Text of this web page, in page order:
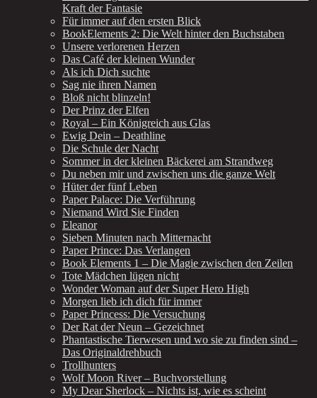
Kraft der Fantasie
Für immer auf den ersten Blick
BookElements 2: Die Welt hinter den Buchstaben
Unsere verlorenen Herzen
Das Café der kleinen Wunder
Als ich Dich suchte
Sag nie ihren Namen
Bloß nicht blinzeln!
Der Prinz der Elfen
Royal – Ein Königreich aus Glas
Ewig Dein – Deathline
Die Schule der Nacht
Sommer in der kleinen Bäckerei am Strandweg
Du neben mir und zwischen uns die ganze Welt
Hüter der fünf Leben
Paper Palace: Die Verführung
Niemand Wird Sie Finden
Eleanor
Sieben Minuten nach Mitternacht
Paper Prince: Das Verlangen
Book Elements 1 – Die Magie zwischen den Zeilen
Tote Mädchen lügen nicht
Wonder Woman auf der Super Hero High
Morgen lieb ich dich für immer
Paper Princess: Die Versuchung
Der Rat der Neun – Gezeichnet
Phantastische Tierwesen und wo sie zu finden sind –
Das Originaldrehbuch
Trollhunters
Wolf Moon River – Buchvorstellung
My Dear Sherlock – Nichts ist, wie es scheint